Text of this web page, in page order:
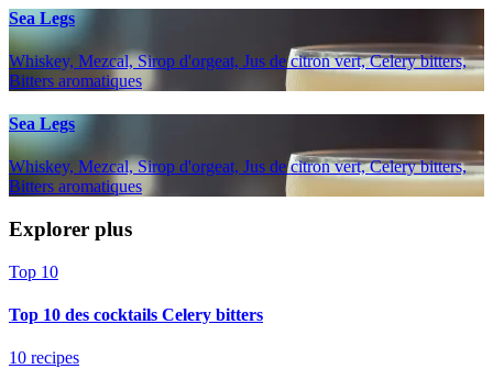
Sea Legs
Whiskey, Mezcal, Sirop d'orgeat, Jus de citron vert, Celery bitters,
Bitters aromatiques
Sea Legs
Whiskey, Mezcal, Sirop d'orgeat, Jus de citron vert, Celery bitters,
Bitters aromatiques
Explorer plus
Top 10
Top 10 des cocktails Celery bitters
10 recipes